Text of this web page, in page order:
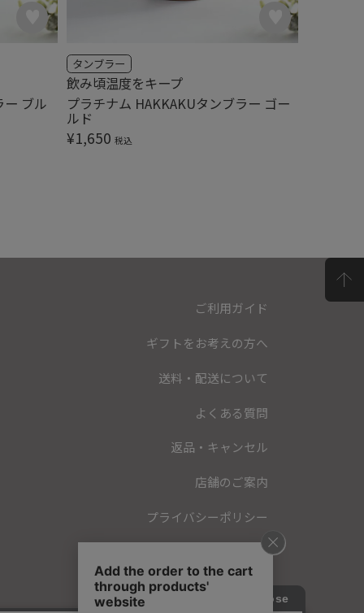
ー ブル
プラチナム HAKKAKUタンブラー ゴー
ルド
タンブラー
¥1,650 税込
飲み頃温度をキープ
ご利用ガイド
ギフトをお考えの方へ
送料・配送について
よくある質問
返品・キャンセル
店舗のご案内
プライバシーポリシー
特定商取引法に基づく表記